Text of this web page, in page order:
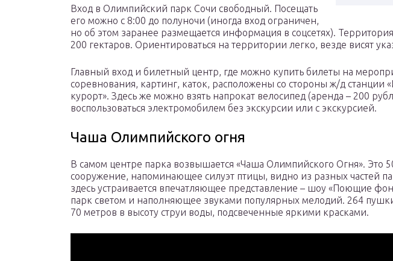
Вход в Олимпийский парк Сочи свободный. Посещать
его можно с 8:00 до полуночи (иногда вход ограничен,
но об этом заранее размещается информация в соцсетях).
200 гектаров. Ориентироваться на территории легко, везде висят
Главный вход и билетный центр, где можно купить билеты на
соревнования, картинг, каток, расположены со стороны ж/д станции
курорт». Здесь же можно взять напрокат велосипед (аренда – 200
воспользоваться электромобилем без экскурсии или с экскурсией.
Чаша Олимпийского огня
В самом центре парка возвышается «Чаша Олимпийского Огня». Это
сооружение, напоминающее силуэт птицы, видно из разных частей
здесь устраивается впечатляющее представление – шоу «Поющие
парк светом и наполняющее звуками популярных мелодий. 264
70 метров в высоту струи воды, подсвеченные яркими красками.